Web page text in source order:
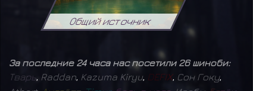
Общий источник
За последние 24 часа нас посетили 26 шиноби:
Тварь Raddan Kazuma Kiryu DEFIX, Сон Гоку,